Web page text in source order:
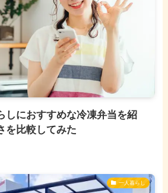
しにおすすめな冷凍弁当を紹
を比較してみた
一人暮らし